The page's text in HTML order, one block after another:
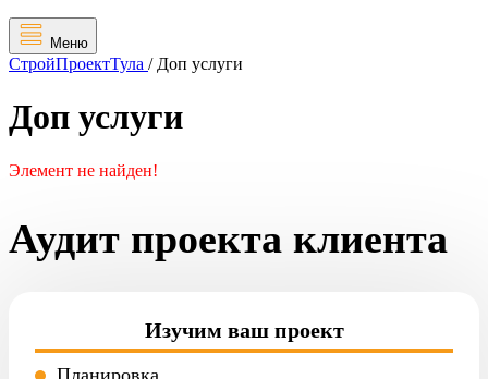
Меню
СтройПроектТула / Доп услуги
Доп услуги
Элемент не найден!
Аудит проекта клиента
Изучим ваш проект